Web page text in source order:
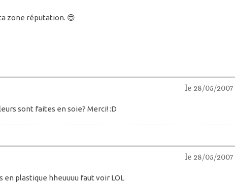
zone réputation. 😎
le 28/05/2007
sont faites en soie? Merci! :D
le 28/05/2007
en plastique hheuuuu faut voir LOL